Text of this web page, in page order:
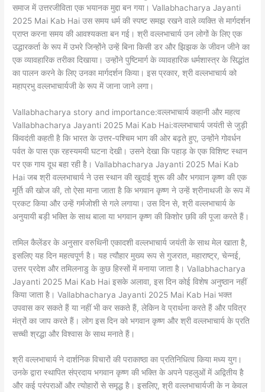
समाज में उत्तरजीविता एक भयानक मुद्दा बन गया। Vallabhacharya Jayanti
2025 Mai Kab Hai उस समय धर्म की स्पष्ट समझ रखने वाले व्यक्ति से मार्गदर्शन
प्राप्त करना समय की आवश्यकता बन गई। श्री वल्लभाचार्य उन लोगों के लिए एक
उद्धारकर्ता के रूप में उभरे जिन्होंने उन्हें बिना किसी डर और झिझक के जीवन जीने का
एक व्यावहारिक तरीका दिखाया। उन्होंने पुष्टिमार्ग के व्यावहारिक धर्मशास्त्र के सिद्धांत
का पालन करने के लिए उनका मार्गदर्शन किया। इस प्रकार, श्री वल्लभाचार्य को
महाप्रभु वल्लभाचार्यजी के रूप में जाना जाने लगा।
Vallabhacharya story and importance:वल्लभाचार्य कहानी और महत्व
Vallabhacharya Jayanti 2025 Mai Kab Hai:वल्लभाचार्य जयंती से जुड़ी
किंवदंती कहती है कि भारत के उत्तर-पश्चिम भाग की ओर बढ़ते हुए, उन्होंने गोवर्धन
पर्वत के पास एक रहस्यमयी घटना देखी। उसने देखा कि पहाड़ के एक विशिष्ट स्थान
पर एक गाय दूध बहा रही है। Vallabhacharya Jayanti 2025 Mai Kab
Hai जब श्री वल्लभाचार्य ने उस स्थान की खुदाई शुरू की और भगवान कृष्ण की एक
मूर्ति की खोज की, तो ऐसा माना जाता है कि भगवान कृष्ण ने उन्हें श्रीनाथजी के रूप में
प्रकट किया और उन्हें गर्मजोशी से गले लगाया। उस दिन से, श्री वल्लभाचार्य के
अनुयायी बड़ी भक्ति के साथ बाला या भगवान कृष्ण की किशोर छवि की पूजा करते हैं।
तमिल कैलेंडर के अनुसार वरुथिनी एकादशी वल्लभाचार्य जयंती के साथ मेल खाता है,
इसलिए यह दिन महत्वपूर्ण है। यह त्यौहार मुख्य रूप से गुजरात, महाराष्ट्र, चेन्नई,
उत्तर प्रदेश और तमिलनाडु के कुछ हिस्सों में मनाया जाता है। Vallabhacharya
Jayanti 2025 Mai Kab Hai इसके अलावा, इस दिन कोई विशेष अनुष्ठान नहीं
किया जाता है। Vallabhacharya Jayanti 2025 Mai Kab Hai भक्त
उपवास कर सकते हैं या नहीं भी कर सकते हैं, लेकिन वे प्रार्थना करते हैं और पवित्र
मंत्रों का जाप करते हैं। लोग इस दिन को भगवान कृष्ण और श्री वल्लभाचार्य के प्रति
सच्ची श्रद्धा और विश्वास के साथ मनाते हैं।
श्री वल्लभाचार्य ने दार्शनिक विचारों की पराकाष्ठा का प्रतिनिधित्व किया मध्य युग।
उनके द्वारा स्थापित संप्रदाय भगवान कृष्ण की भक्ति के अपने पहलुओं में अद्वितीय है
और कई परंपराओं और त्योहारों से समृद्ध है। इसलिए, श्री वल्लभाचार्यजी के न केवल